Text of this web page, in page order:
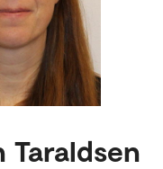
Taraldsen